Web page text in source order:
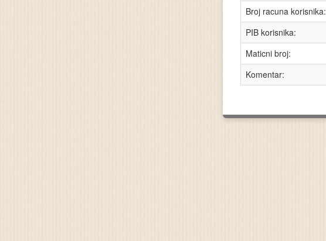
Broj racuna korisnika:
PIB korisnika:
Maticni broj:
Komentar: